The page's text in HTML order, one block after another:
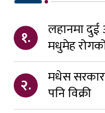
१.
लहानमा दुई
मधुमेह
२.
मधेस
पनि विक्री